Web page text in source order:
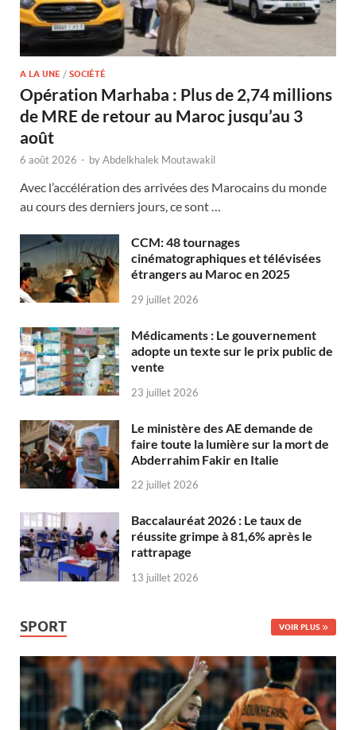
A LA UNE / SOCIÉTÉ
Opération Marhaba : Plus de 2,74 millions
de MRE de retour au Maroc jusqu’au 3
août
6 août 2026 - byAbdelkhalek Moutawakil
Avec l’accélération des arrivées des Marocains du monde
au cours des derniers jours, ce sont …
CCM: 48 tournages
cinématographiques et télévisées
étrangers au Maroc en 2025
29 juillet 2026
Médicaments : Le gouvernement
adopte un texte sur le prix public de
vente
23 juillet 2026
Le ministère des AE demande de
faire toute la lumière sur la mort de
Abderrahim Fakir en Italie
22 juillet 2026
Baccalauréat 2026 : Le taux de
réussite grimpe à 81,6% après le
rattrapage
13 juillet 2026
SPORT VOIR PLUS